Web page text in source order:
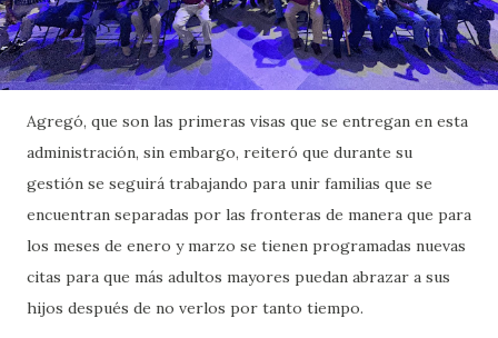
Agregó, que son las primeras visas que se entregan en esta
administración, sin embargo, reiteró que durante su
gestión se seguirá trabajando para unir familias que se
encuentran separadas por las fronteras de manera que para
los meses de enero y marzo se tienen programadas nuevas
citas para que más adultos mayores puedan abrazar a sus
hijos después de no verlos por tanto tiempo.